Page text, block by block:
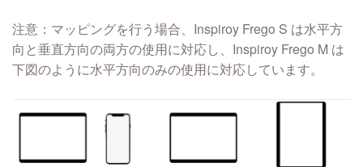
注意：マッピングを行う場合、Inspiroy Frego S は水平方
向と垂直方向の両方の使用に対応し、Inspiroy Frego M は
下図のように水平方向のみの使用に対応しています。